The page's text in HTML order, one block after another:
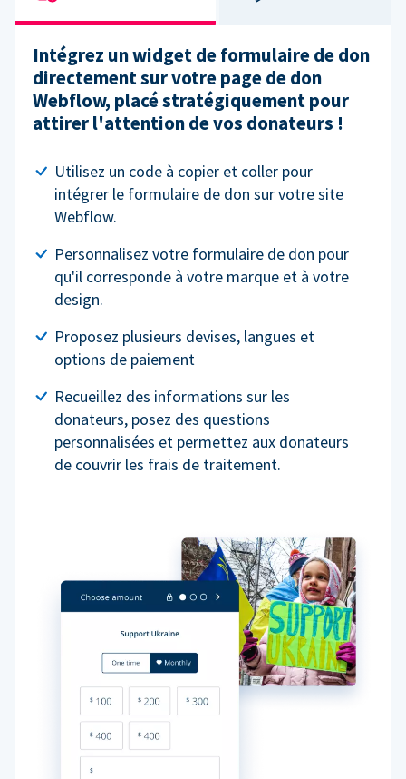
Intégrez un widget de formulaire de don
directement sur votre page de don
Webflow, placé stratégiquement pour
attirer l'attention de vos donateurs !
Utilisez un code à copier et coller pour
intégrer le formulaire de don sur votre site
Webflow.
Personnalisez votre formulaire de don pour
qu'il corresponde à votre marque et à votre
design.
Proposez plusieurs devises, langues et
options de paiement
Recueillez des informations sur les
donateurs, posez des questions
personnalisées et permettez aux donateurs
de couvrir les frais de traitement.